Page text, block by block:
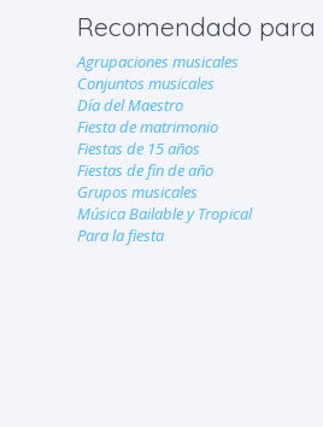
Recomendado para
Agrupaciones musicales
Conjuntos musicales
Día del Maestro
Fiesta de matrimonio
Fiestas de 15 años
Fiestas de fin de año
Grupos musicales
Música Bailable y Tropical
Para la fiesta